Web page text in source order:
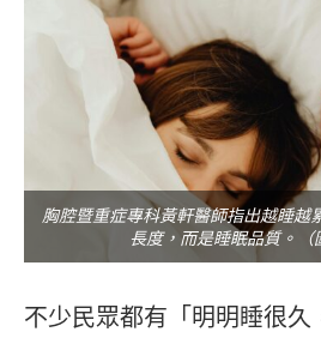
胸腔暨重症專科黃軒醫師指出越睡越
長度，而是睡眠品質。（
不少民眾都有「明明睡很久